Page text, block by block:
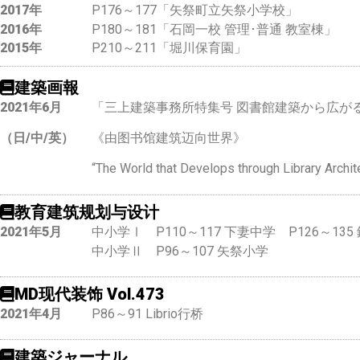
2017年
P176～177「矢祭町立矢祭小学校」
2016年
P180～181「石岡一校 管理･普通 教室棟」
2015年
P210～211「堀川保育園」
建築画報
2021年6月
（日/中/英）
「三上建築事務所特集号 図書館建築から広が
《由图书馆建筑迈向世界》
“The World that Develops through Library
教育建筑规划与设计
2021年5月
中小学Ⅰ P110～117 下妻中学 P126～135
中小学Ⅱ P96～107 矢祭小学
MD现代装饰 Vol.473
2021年4月 P86～91 Librio行桥